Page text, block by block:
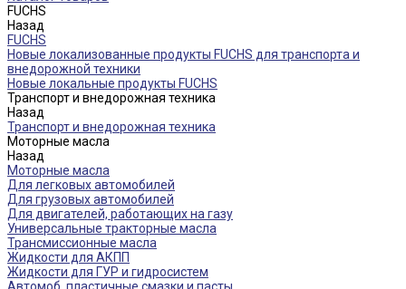
FUCHS
Назад
FUCHS
Новые локализованные продукты FUCHS для транспорта и
внедорожной техники
Новые локальные продукты FUCHS
Транспорт и внедорожная техника
Назад
Транспорт и внедорожная техника
Моторные масла
Назад
Моторные масла
Для легковых автомобилей
Для грузовых автомобилей
Для двигателей, работающих на газу
Универсальные тракторные масла
Трансмиссионные масла
Жидкости для АКПП
Жидкости для ГУР и гидросистем